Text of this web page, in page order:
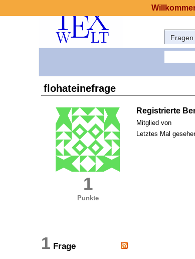
Fragen
flohateinefrage
1
Punkte
Registrierte
Mitglied von
Letztes Mal
1 Frage